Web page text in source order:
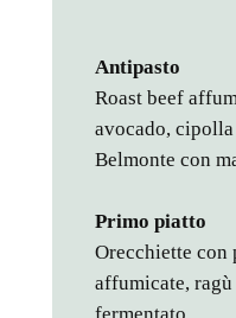
Antipasto
Roast beef
avocado,
Belmonte con
Primo piatto
Orecchiette con
affumicate,